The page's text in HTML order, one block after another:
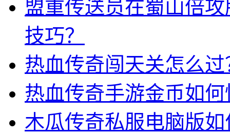
盟重传送员在蜀山倍
技巧？
热血传奇闯天关怎么
热血传奇手游金币如
木瓜传奇私服电脑版